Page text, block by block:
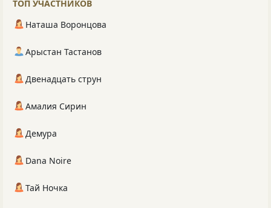
ТОП УЧАСТНИКОВ
Наташа Воронцова
Арыстан Тастанов
Двенадцать струн
Амалия Сирин
Демура
Dana Noire
Тай Ночка